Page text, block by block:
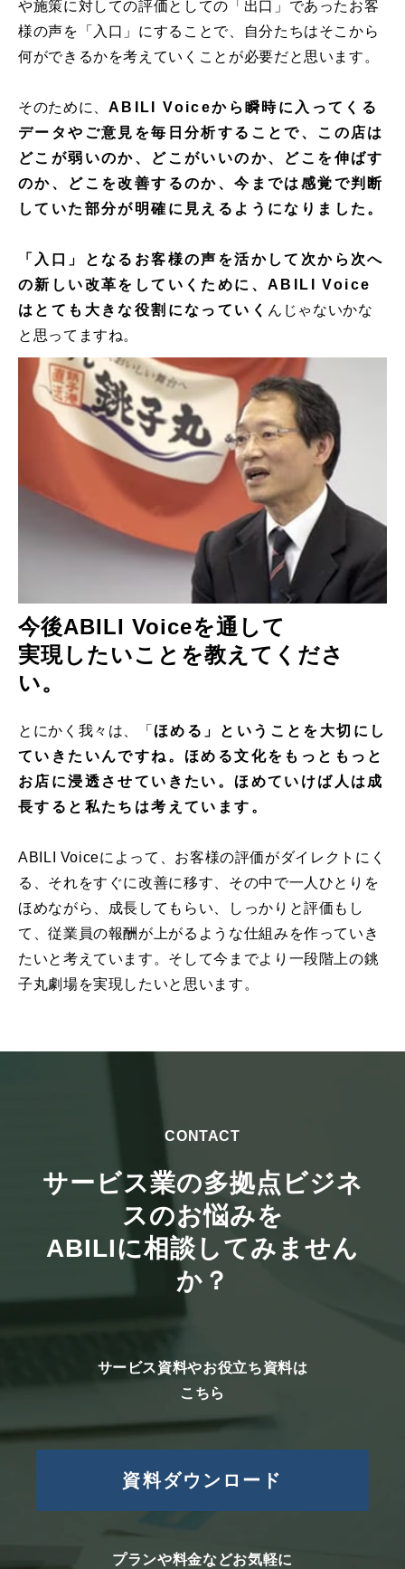
や施策に対しての評価としての「出口」であったお客
様の声を「入口」にすることで、自分たちはそこから
何ができるかを考えていくことが必要だと思います。
そのために、 ABILI Voiceから瞬時に入ってくる
データやご意見を毎日分析することで、この店は
どこが弱いのか、どこがいいのか、どこを伸ばす
のか、どこを改善するのか、今までは感覚で判断
していた部分が明確に見えるようになりました。
「入口」となるお客様の声を活かして次から次へ
の新しい改革をしていくために、ABILI Voice
はとても大きな役割になっていく んじゃないかな
と思ってますね。
今後ABILI Voiceを通して
実現したいことを教えてくださ
い。
とにかく我々は、「 ほめる」ということを大切にし
ていきたいんですね。ほめる文化をもっともっと
お店に浸透させていきたい。ほめていけば人は成
⻑すると私たちは考えています。
ABILI Voiceによって、お客様の評価がダイレクトにく
る、それをすぐに改善に移す、その中で一人ひとりを
ほめながら、成⻑してもらい、しっかりと評価もし
て、従業員の報酬が上がるような仕組みを作っていき
たいと考えています。そして今までより一段階上の銚
子丸劇場を実現したいと思います。
CONTACT
サービス業の多拠点ビジネ
スのお悩みを
ABILIに相談してみません
か？
サービス資料やお役立ち資料は
こちら
資料ダウンロード
プランや料金などお気軽に